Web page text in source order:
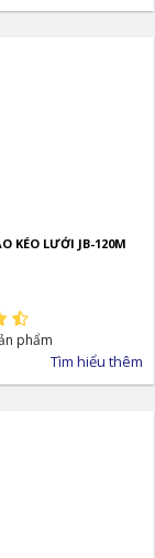
KÉO LƯỚI JB-120M
phẩm
Tìm hiểu thêm